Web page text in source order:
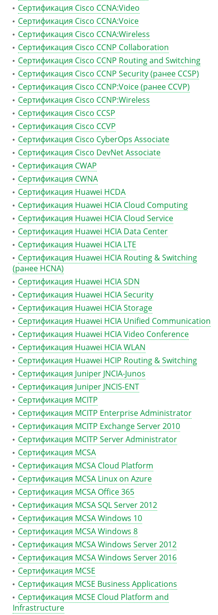
Сертификация Cisco CCNA:Video
Сертификация Cisco CCNA:Voice
Сертификация Cisco CCNA:Wireless
Сертификация Cisco CCNP Collaboration
Сертификация Cisco CCNP Routing and Switching
Сертификация Cisco CCNP Security (ранее CCSP)
Сертификация Cisco CCNP:Voice (ранее CCVP)
Сертификация Cisco CCNP:Wireless
Сертификация Cisco CCSP
Сертификация Cisco CCVP
Сертификация Cisco CyberOps Associate
Сертификация Cisco DevNet Associate
Сертификация CWAP
Сертификация CWNA
Сертификация Huawei HCDA
Сертификация Huawei HCIA Cloud Computing
Сертификация Huawei HCIA Cloud Service
Сертификация Huawei HCIA Data Center
Сертификация Huawei HCIA LTE
Сертификация Huawei HCIA Routing & Switching
(ранее HCNA)
Сертификация Huawei HCIA SDN
Сертификация Huawei HCIA Security
Сертификация Huawei HCIA Storage
Сертификация Huawei HCIA Unified Communication
Сертификация Huawei HCIA Video Conference
Сертификация Huawei HCIA WLAN
Сертификация Huawei HCIP Routing & Switching
Сертификация Juniper JNCIA-Junos
Сертификация Juniper JNCIS-ENT
Сертификация MCITP
Сертификация MCITP Enterprise Administrator
Сертификация MCITP Exchange Server 2010
Сертификация MCITP Server Administrator
Сертификация MCSA
Сертификация MCSA Cloud Platform
Сертификация MCSA Linux on Azure
Сертификация MCSA Office 365
Сертификация MCSA SQL Server 2012
Сертификация MCSA Windows 10
Сертификация MCSA Windows 8
Сертификация MCSA Windows Server 2012
Сертификация MCSA Windows Server 2016
Сертификация MCSE
Сертификация MCSE Business Applications
Сертификация MCSE Cloud Platform and
Infrastructure